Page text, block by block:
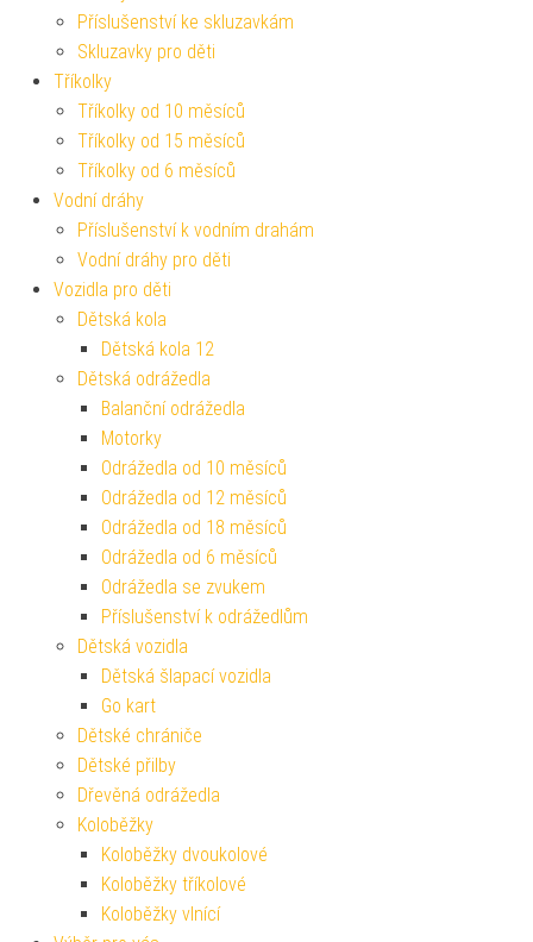
Příslušenství ke skluzavkám
Skluzavky pro děti
Tříkolky
Tříkolky od 10 měsíců
Tříkolky od 15 měsíců
Tříkolky od 6 měsíců
Vodní dráhy
Příslušenství k vodním drahám
Vodní dráhy pro děti
Vozidla pro děti
Dětská kola
Dětská kola 12
Dětská odrážedla
Balanční odrážedla
Motorky
Odrážedla od 10 měsíců
Odrážedla od 12 měsíců
Odrážedla od 18 měsíců
Odrážedla od 6 měsíců
Odrážedla se zvukem
Příslušenství k odrážedlům
Dětská vozidla
Dětská šlapací vozidla
Go kart
Dětské chrániče
Dětské přilby
Dřevěná odrážedla
Koloběžky
Koloběžky dvoukolové
Koloběžky tříkolové
Koloběžky vlnící